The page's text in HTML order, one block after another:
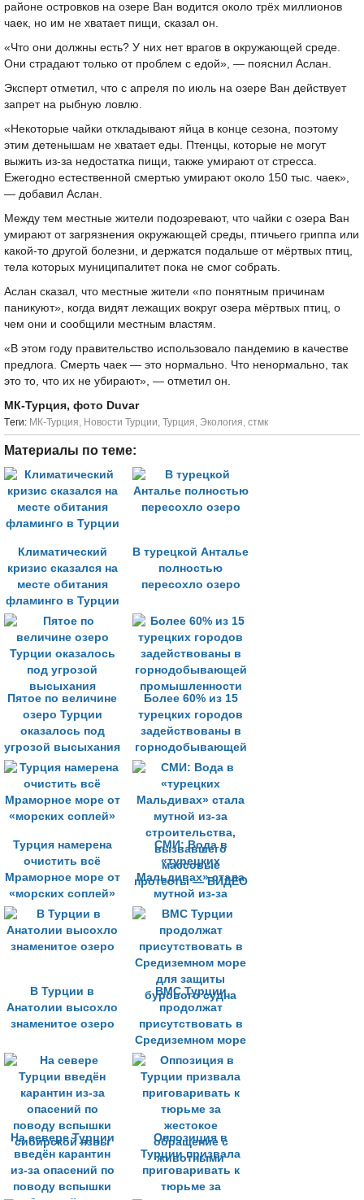
районе островков на озере Ван водится около трёх миллионов
чаек, но им не хватает пищи, сказал он.
«Что они должны есть? У них нет врагов в окружающей среде.
Они страдают только от проблем с едой», — пояснил Аслан.
Эксперт отметил, что с апреля по июль на озере Ван действует
запрет на рыбную ловлю.
«Некоторые чайки откладывают яйца в конце сезона, поэтому
этим детенышам не хватает еды. Птенцы, которые не могут
выжить из-за недостатка пищи, также умирают от стресса.
Ежегодно естественной смертью умирают около 150 тыс. чаек»,
— добавил Аслан.
Между тем местные жители подозревают, что чайки с озера Ван
умирают от загрязнения окружающей среды, птичьего гриппа или
какой-то другой болезни, и держатся подальше от мёртвых птиц,
тела которых муниципалитет пока не смог собрать.
Аслан сказал, что местные жители «по понятным причинам
паникуют», когда видят лежащих вокруг озера мёртвых птиц, о
чем они и сообщили местным властям.
«В этом году правительство использовало пандемию в качестве
предлога. Смерть чаек — это нормально. Что ненормально, так
это то, что их не убирают», — отметил он.
МК-Турция, фото Duvar
Tеги: МК-Турция, Новости Турции, Турция, Экология, стмк
Материалы по теме:
Климатический
кризис сказался на
месте обитания
фламинго в Турции
В турецкой Анталье
полностью
пересохло озеро
Пятое по величине
озеро Турции
оказалось под
угрозой высыхания
Более 60% из 15
турецких городов
задействованы в
горнодобывающей
промышленности
Турция намерена
очистить всё
Мраморное море от
«морских соплей»
СМИ: Вода в
«турецких
Мальдивах» стала
мутной из-за
строительства,
вызвавшего
массовые
протесты — ВИДЕО
В Турции в
Анатолии высохло
знаменитое озеро
ВМС Турции
продолжат
присутствовать в
Средиземном море
для защиты
бурового судна
На севере Турции
введён карантин
из-за опасений по
поводу вспышки
Оппозиция в
Турции призвала
приговаривать к
тюрьме за